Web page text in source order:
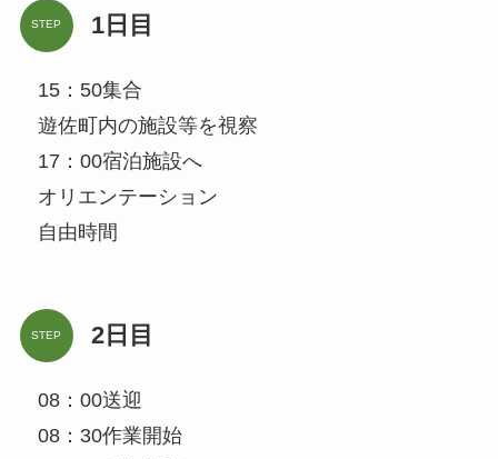
STEP 1日目
15：50集合
遊佐町内の施設等を視察
17：00宿泊施設へ
オリエンテーション
自由時間
STEP 2日目
08：00送迎
08：30作業開始